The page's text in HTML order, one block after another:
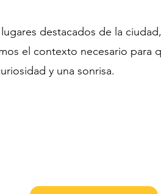
destacados de la
el contexto necesario para
y una sonrisa.